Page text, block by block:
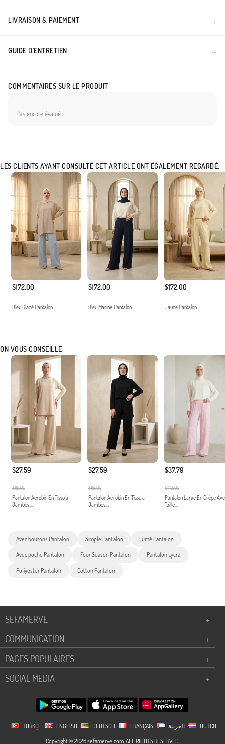
LIVRAISON & PAIEMENT
GUIDE D'ENTRETIEN
COMMENTAIRES SUR LE PRODUIT
Pas encore évalué
LES CLIENTS AYANT CONSULTÉ CET ARTICLE ONT ÉGALEMENT REGARDÉ.
$172.00
Bleu Glacé Pantalon
$172.00
Bleu Marine Pantalon
$172.00
Jaune Pantalon
ON VOUS CONSEILLE
$27.59
$115.00
Pantalon Aerobin En Tissu à
Jambes ...
$27.59
$115.00
Pantalon Aerobin En Tissu à
Jambes ...
$37.79
$172.00
Pantalon Large En Crêpe
Taille...
Avec boutons Pantalon Simple Pantalon Fumé Pantalon
Avec poche Pantalon Four Season Pantalon Pantalon Lycra
Poliyester Pantalon Cotton Pantalon
SEFAMERVE
+
COMMUNICATION
+
PAGES POPULAIRES
+
SOCIAL MEDIA
+
TÜRKÇE ENGLISH DEUTSCH FRANÇAIS
DUTCH
Copyright © 2026 sefamerve.com, ALL RIGHTS RESERVED.